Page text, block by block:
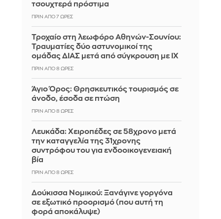
τσουχτερά πρόστιμα
ΠΡΙΝ ΑΠΌ 7 ΏΡΕΣ
Τροχαίο στη λεωφόρο Αθηνών-Σουνίου:
Τραυματίες δύο αστυνομικοί της
ομάδας ΔΙΑΣ μετά από σύγκρουση με ΙΧ
ΠΡΙΝ ΑΠΌ 8 ΏΡΕΣ
Άγιο Όρος: Θρησκευτικός τουρισμός σε
άνοδο, έσοδα σε πτώση
ΠΡΙΝ ΑΠΌ 8 ΏΡΕΣ
Λευκάδα: Χειροπέδες σε 58χρονο μετά
την καταγγελία της 31χρονης
συντρόφου του για ενδοοικογενειακή
βία
ΠΡΙΝ ΑΠΌ 8 ΏΡΕΣ
Δούκισσα Νομικού: Ξανάγινε γοργόνα
σε εξωτικό προορισμό (που αυτή τη
φορά αποκάλυψε)